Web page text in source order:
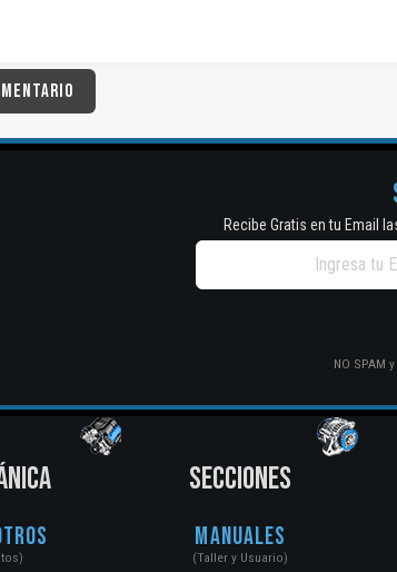
Recibe Gratis en tu Email
NO SPAM
SECCIONES
Manuales
(Taller y Usuario)